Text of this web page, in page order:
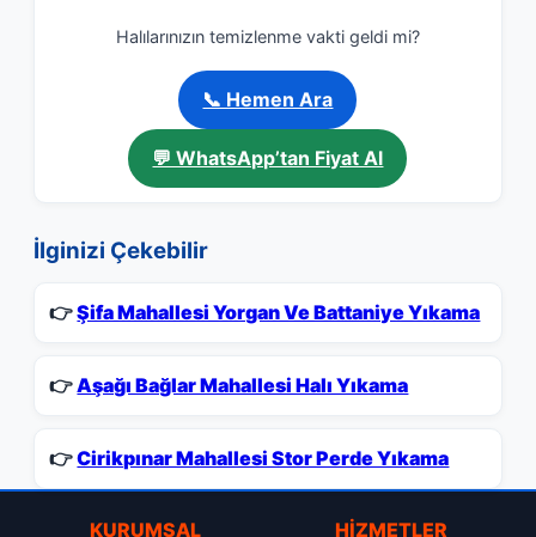
Halılarınızın temizlenme vakti geldi mi?
📞 Hemen Ara
💬 WhatsApp’tan Fiyat Al
İlginizi Çekebilir
👉Şifa Mahallesi Yorgan Ve Battaniye Yıkama
👉Aşağı Bağlar Mahallesi Halı Yıkama
👉Cirikpınar Mahallesi Stor Perde Yıkama
KURUMSAL HIZMETLER